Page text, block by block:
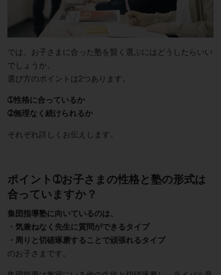
では、お子さまに合った塾を賢く選ぶにはどうしたらいい
でしょうか。
選び方のポイントは2つあります。
➀性格に合っているか
➁無理なく続けられるか
それぞれ詳しくお伝えします。
ポイント➀お子さまの性格と塾の形式は
合っていますか？
集団指導塾に向いているのは、
・気兼ねなく先生に質問ができるタイプ
・周りと切磋琢磨することで頑張れるタイプ
のお子さまです。